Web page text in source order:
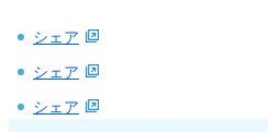
シェア
シェア
シェア